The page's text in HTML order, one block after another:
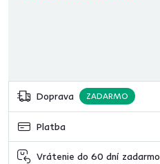
Doprava ZADARMO
Platba
Vrátenie do 60 dní zadarmo